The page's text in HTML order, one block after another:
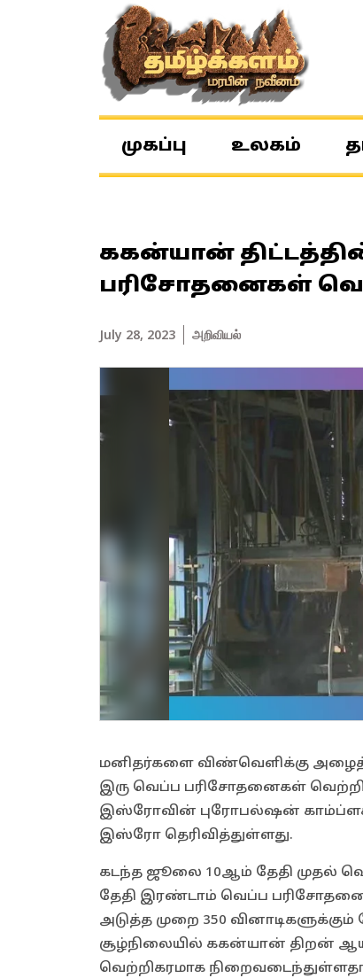
முகப்பு உலகம்
ககன்யான்
பரிசோதனைகள்
July 28, 2023 அறிவியல்
மனிதர்களை விண்வெளிக்கு
இரு வெப்ப பரிசோதனைகள்
இஸ்ரோவின் புரோபல்ஷன்
இஸ்ரோ தெரிவித்துள்ளது.
கடந்த ஜூலை 10ஆம் தேதி முதல்
தேதி இரண்டாம் வெப்ப பரிசோதனை
அடுத்த முறை 350
சூழ்நிலையில் ககன்யான் திறன்
வெற்றிகரமாக